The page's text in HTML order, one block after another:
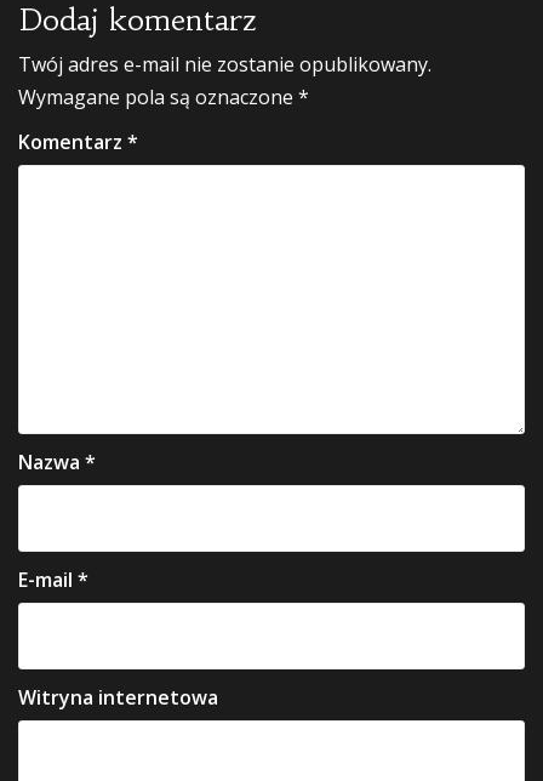
Dodaj komentarz
Twój adres e-mail nie zostanie opublikowany.
Wymagane pola są oznaczone *
Komentarz *
Nazwa *
E-mail *
Witryna internetowa